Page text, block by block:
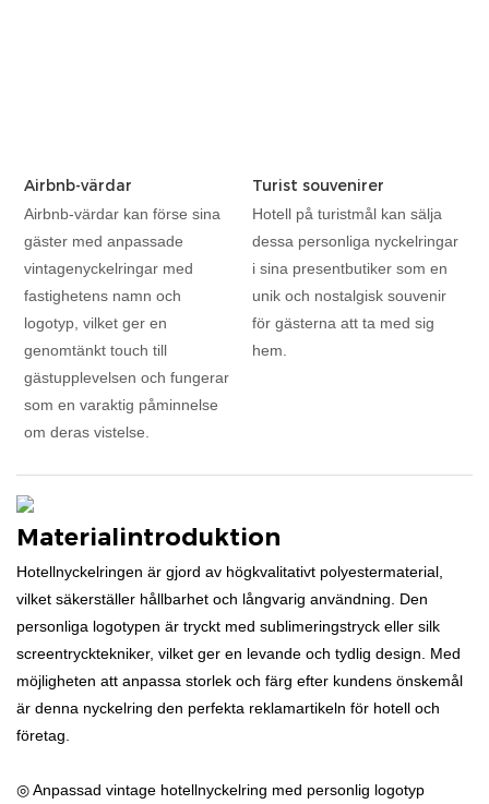
Airbnb-värdar
Airbnb-värdar kan förse sina
gäster med anpassade
vintagenyckelringar med
fastighetens namn och
logotyp, vilket ger en
genomtänkt touch till
gästupplevelsen och fungerar
som en varaktig påminnelse
om deras vistelse.
Turist souvenirer
Hotell på turistmål kan sälja
dessa personliga nyckelringar
i sina presentbutiker som en
unik och nostalgisk souvenir
för gästerna att ta med sig
hem.
Materialintroduktion
Hotellnyckelringen är gjord av högkvalitativt polyestermaterial,
vilket säkerställer hållbarhet och långvarig användning. Den
personliga logotypen är tryckt med sublimeringstryck eller silk
screentrycktekniker, vilket ger en levande och tydlig design. Med
möjligheten att anpassa storlek och färg efter kundens önskemål
är denna nyckelring den perfekta reklamartikeln för hotell och
företag.
◎ Anpassad vintage hotellnyckelring med personlig logotyp